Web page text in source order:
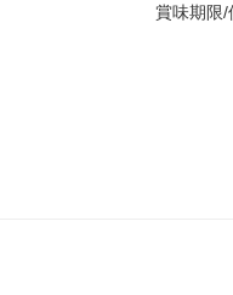
賞味期限/